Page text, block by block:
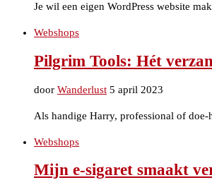
Je wil een eigen WordPress website
Webshops
Pilgrim Tools: Hét
door Wanderlust 5 april 2023
Als handige Harry, professional of
Webshops
Mijn e-sigaret smaakt